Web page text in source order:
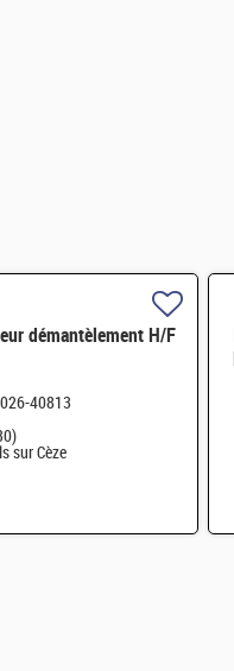
démantèlement H/F
40813
sur Cèze